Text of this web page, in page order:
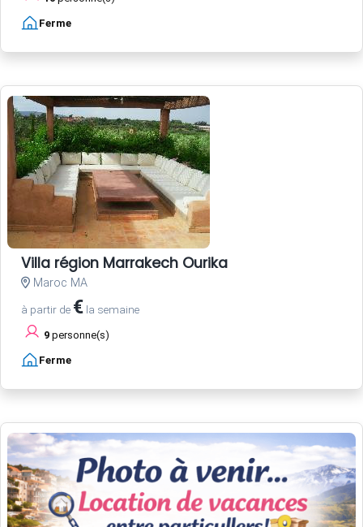
Ferme
Villa région Marrakech Ourika
Maroc MA
à partir de € la semaine
9 personne(s)
Ferme